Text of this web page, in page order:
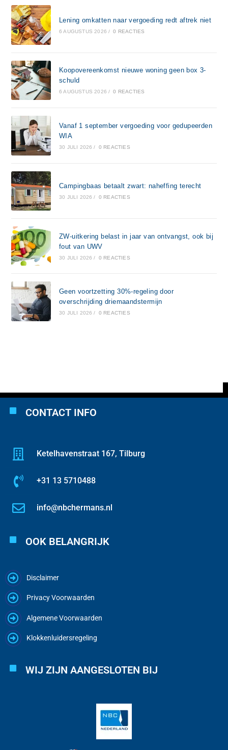
Lening omkatten naar vergoeding redt aftrek niet
6 AUGUSTUS 2026 / 0 REACTIES
Koopovereenkomst nieuwe woning geen box 3-
schuld
6 AUGUSTUS 2026 / 0 REACTIES
Vanaf 1 september vergoeding voor gedupeerden
WIA
30 JULI 2026 / 0 REACTIES
Campingbaas betaalt zwart: naheffing terecht
30 JULI 2026 / 0 REACTIES
ZW-uitkering belast in jaar van ontvangst, ook bij
fout van UWV
30 JULI 2026 / 0 REACTIES
Geen voortzetting 30%-regeling door
overschrijding driemaandstermijn
30 JULI 2026 / 0 REACTIES
CONTACT INFO
Ketelhavenstraat 167, Tilburg
+31 13 5710488
info@nbchermans.nl
OOK BELANGRIJK
Disclaimer
Privacy Voorwaarden
Algemene Voorwaarden
Klokkenluidersregeling
WIJ ZIJN AANGESLOTEN BIJ